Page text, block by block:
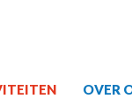
OVER